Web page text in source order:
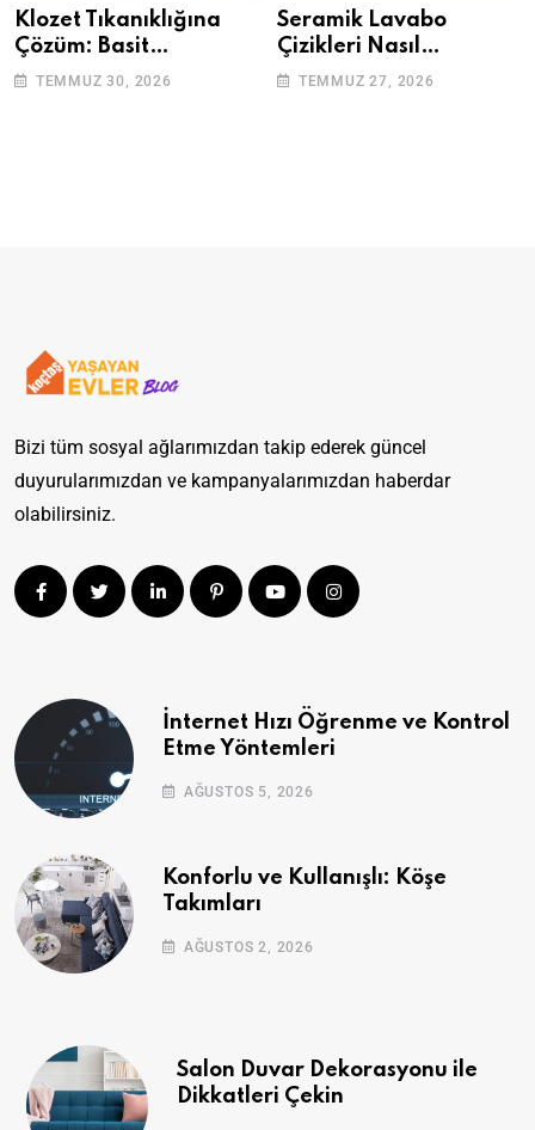
Klozet Tıkanıklığına
Çözüm: Basit
Adımlarla Klozetinizi
TEMMUZ 30, 2026
Seramik Lavabo
Çizikleri Nasıl
Giderilir? Adım Adım
TEMMUZ 27, 2026
Bizi tüm sosyal ağlarımızdan takip ederek güncel
duyurularımızdan ve kampanyalarımızdan haberdar
olabilirsiniz.
İnternet Hızı Öğrenme ve Kontrol
Etme Yöntemleri
AĞUSTOS 5, 2026
Konforlu ve Kullanışlı: Köşe
Takımları
AĞUSTOS 2, 2026
Salon Duvar Dekorasyonu ile
Dikkatleri Çekin